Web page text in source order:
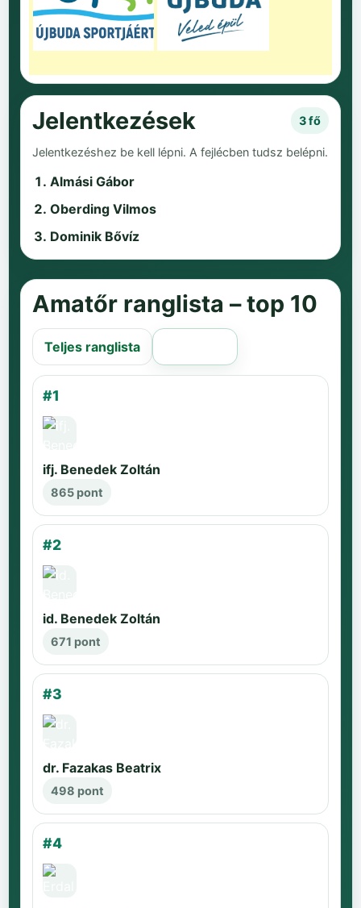
Jelentkezések 3 fő
Jelentkezéshez be kell lépni. A fejlécben tudsz belépni.
Almási Gábor
Oberding Vilmos
Dominik Bővíz
Amatőr ranglista – top 10
Teljes ranglista
#1
ifj. Benedek Zoltán
865 pont
#2
id. Benedek Zoltán
671 pont
#3
dr. Fazakas Beatrix
498 pont
#4